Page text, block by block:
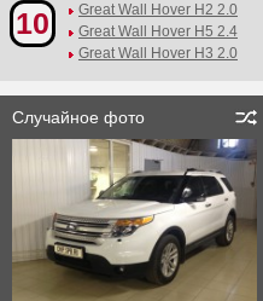
10
Great Wall Hover H2 2.0
Great Wall Hover H5 2.4
Great Wall Hover H3 2.0
Случайное фото